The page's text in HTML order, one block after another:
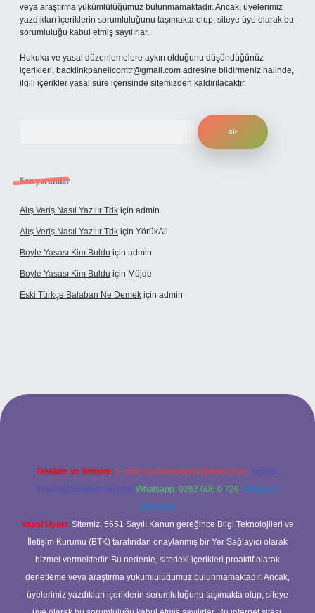
veya araştırma yükümlülüğümüz bulunmamaktadır. Ancak, üyelerimiz
yazdıkları içeriklerin sorumluluğunu taşımakta olup, siteye üye olarak bu
sorumluluğu kabul etmiş sayılırlar.
Hukuka ve yasal düzenlemelere aykırı olduğunu düşündüğünüz
içerikleri, backlinkpanelicomtr@gmail.com adresine bildirmeniz halinde,
ilgili içerikler yasal süre içerisinde sitemizden kaldırılacaktır.
Son yorumlar
Alış Veriş Nasıl Yazılır Tdk için admin
Alış Veriş Nasıl Yazılır Tdk için YörükAli
Boyle Yasası Kim Buldu için admin
Boyle Yasası Kim Buldu için Müjde
Eski Türkçe Balaban Ne Demek için admin
casino
Reklam ve İletişim: E-mail: backlinkpaneli@gmail.com Teams:
forumhizmeti@gmail.com Whatsapp: 0262 606 0 726 Telegram:
@karabul
Yasal Uyarı: Sitemiz, 5651 Sayılı Kanun gereğince Bilgi Teknolojileri ve
İletişim Kurumu (BTK) tarafından onaylanmış bir Yer Sağlayıcı olarak
hizmet vermektedir. Bu nedenle, sitedeki içerikleri proaktif olarak
denetleme veya araştırma yükümlülüğümüz bulunmamaktadır. Ancak,
üyelerimiz yazdıkları içeriklerin sorumluluğunu taşımakta olup, siteye